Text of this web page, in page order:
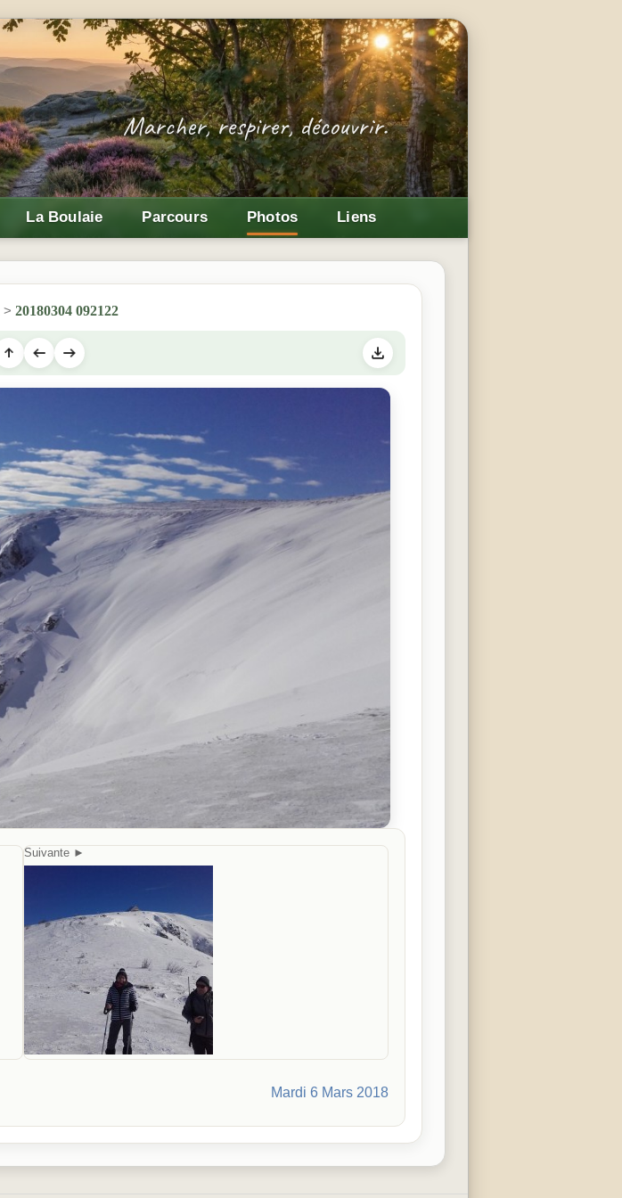
La Boulaie Parcours Photos Liens
> 20180304 092122
Mardi 6 Mars 2018